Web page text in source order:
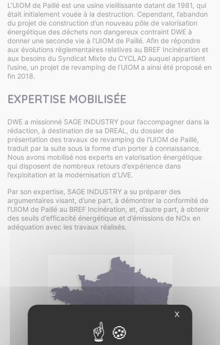
L’UIOM de Paillé est une usine vieillissante datant de 1981, qui
était initialement vouée à la destruction. Cependant, l’abandon
du projet de construction d’un nouveau pôle de valorisation
énergétique des déchets non dangereux contraint DWE à
donner une seconde vie à l’UIOM de Paillé. Afin de répondre
aux évolutions règlementaires relatives au BREF Incinération et
aux besoins du Syndicat Mixte du CYCLAD auquel appartient
l’usine, un projet de revamping de l’UIOM a ainsi été proposé en
fin 2018.
EXPERTISE MOBILISÉE
DWE a missionné SAGE INDUSTRY pour l’accompagner dans la
rédaction, à destination de sa DREAL, du dossier de
présentation des travaux de revamping de l’UIOM de Paillé,
traduit par la suite sous la forme d’un porter à connaissance.
Nous avons mobilisé nos experts en valorisation énergétique
qui disposent de nombreux retours d’expérience dans
l’exploitation et la modernisation d’UVE.
Par son expertise, SAGE INDUSTRY a su préparer des
argumentaires visant, d’une part, à démontrer la conformité de
l’UIOM de Paillé au BREF Incinération, et, d’autre part, à obtenir
des seuils d’efficacité énergétique et d’émissions de NOx en
adéquation avec les travaux réalisés.
X